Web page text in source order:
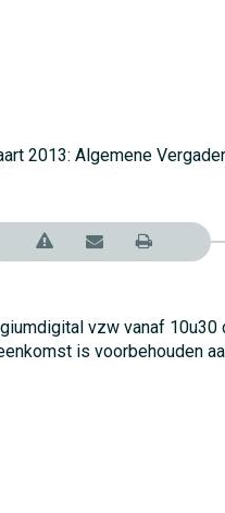
vzw vanaf 10u30
is voorbehouden